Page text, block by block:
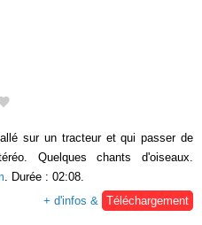
sur un tracteur et qui passer de
Quelques chants d'oiseaux.
. Durée : 02:08.
+ d'infos &
Téléchargement